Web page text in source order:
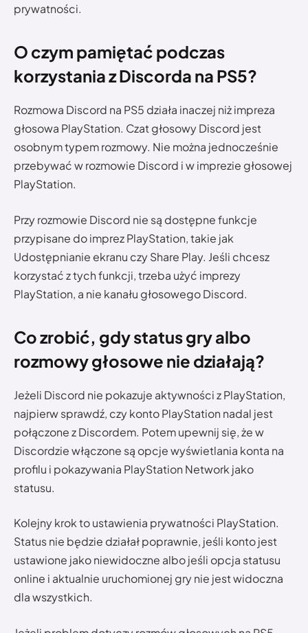
prywatności.
O czym pamiętać podczas
korzystania z Discorda na PS5?
Rozmowa Discord na PS5 działa inaczej niż impreza
głosowa PlayStation. Czat głosowy Discord jest
osobnym typem rozmowy. Nie można jednocześnie
przebywać w rozmowie Discord i w imprezie głosowej
PlayStation.
Przy rozmowie Discord nie są dostępne funkcje
przypisane do imprez PlayStation, takie jak
Udostępnianie ekranu czy Share Play. Jeśli chcesz
korzystać z tych funkcji, trzeba użyć imprezy
PlayStation, a nie kanału głosowego Discord.
Co zrobić, gdy status gry albo
rozmowy głosowe nie działają?
Jeżeli Discord nie pokazuje aktywności z PlayStation,
najpierw sprawdź, czy konto PlayStation nadal jest
połączone z Discordem. Potem upewnij się, że w
Discordzie włączone są opcje wyświetlania konta na
profilu i pokazywania PlayStation Network jako
statusu.
Kolejny krok to ustawienia prywatności PlayStation.
Status nie będzie działał poprawnie, jeśli konto jest
ustawione jako niewidoczne albo jeśli opcja statusu
online i aktualnie uruchomionej gry nie jest widoczna
dla wszystkich.